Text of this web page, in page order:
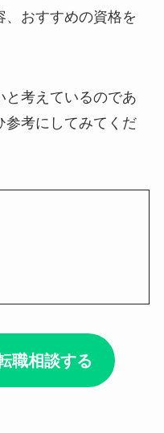
おすすめの資格を
と考えているのであ
参考にしてみてくだ
職相談する